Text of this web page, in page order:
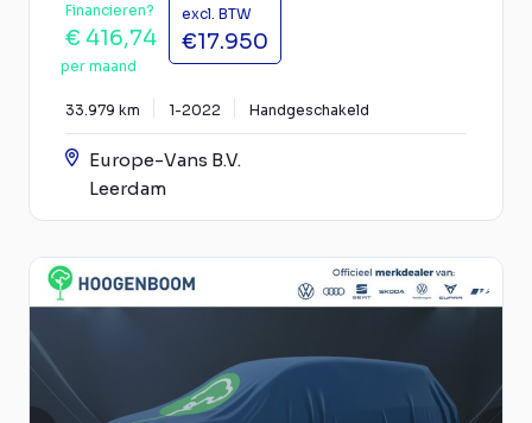
Financieren?
€ 416,74
per maand
excl. BTW
€17.950
33.979 km 1-2022 Handgeschakeld
Europe-Vans B.V.
Leerdam